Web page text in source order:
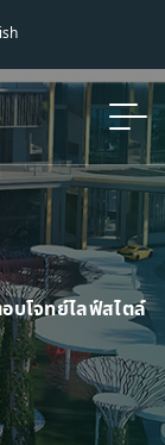
โจทย์ไลฟ์สไตล์